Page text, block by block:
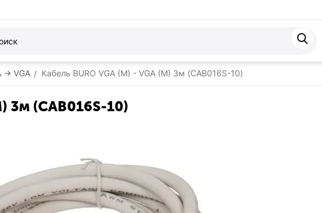
-> VGA / Кабель BURO VGA (M) - VGA (M) 3м (CAB016S-10)
3м (CAB016S-10)